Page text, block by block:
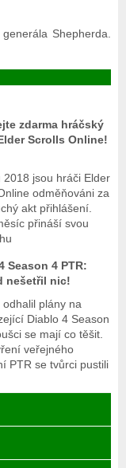
Shepherda.
zdarma hráčský
Scrolls Online!
2018 jsou hráči Elder
odměňováni za
akt přihlášení.
přináší svou
Season 4 PTR:
nešetřil nic!
odhalil plány na
Diablo 4 Season
se mají co těšit.
veřejného
PTR se tvůrci pustili